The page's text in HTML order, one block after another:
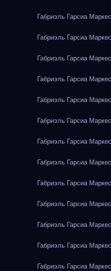
Габриэль Гарсиа
Габриэль Гарсиа
Габриэль Гарсиа
Габриэль Гарсиа
Габриэль Гарсиа
Габриэль Гарсиа
Габриэль Гарсиа
Габриэль Гарсиа
Габриэль Гарсиа
Габриэль Гарсиа
Габриэль Гарсиа
Габриэль Гарсиа
Габриэль Гарсиа